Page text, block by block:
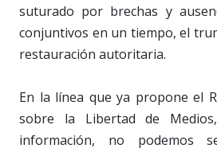
suturado por brechas y
conjuntivos en un tiempo, el
restauración autoritaria.
En la línea que ya propone el
sobre la Libertad de
información, no podemos